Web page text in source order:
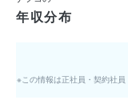
年収分布
※この情報は正社員・契約社員